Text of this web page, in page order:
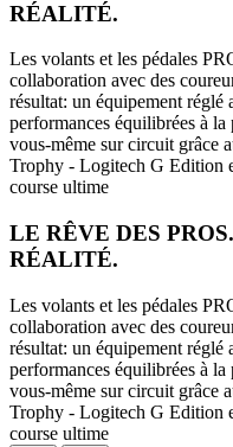
RÉALITÉ.
Les volants et les pédales
collaboration avec des
résultat: un équipement réglé
performances équilibrées à
vous-même sur circuit grâce
Trophy - Logitech G Edition
course ultime
LE RÊVE DES
RÉALITÉ.
Les volants et les pédales
collaboration avec des
résultat: un équipement réglé
performances équilibrées à
vous-même sur circuit grâce
Trophy - Logitech G Edition
course ultime